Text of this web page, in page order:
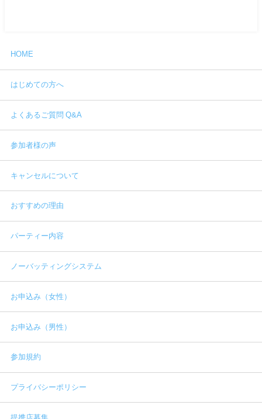
HOME
はじめての方へ
よくあるご質問 Q&A
参加者様の声
キャンセルについて
おすすめの理由
パーティー内容
ノーバッティングシステム
お申込み（女性）
お申込み（男性）
参加規約
プライバシーポリシー
提携店募集